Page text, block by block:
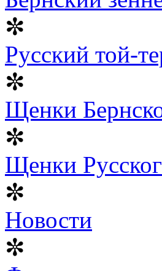
✼
Русский той-
✼
Щенки
✼
Щенки
✼
Новости
✼